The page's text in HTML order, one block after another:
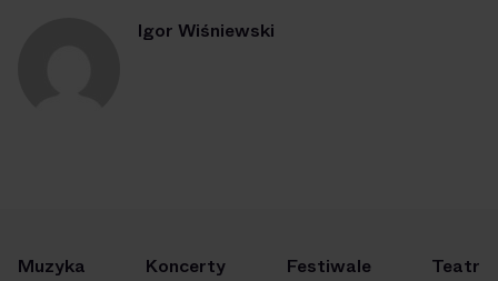
Igor Wiśniewski
Muzyka Koncerty Festiwale Teatr